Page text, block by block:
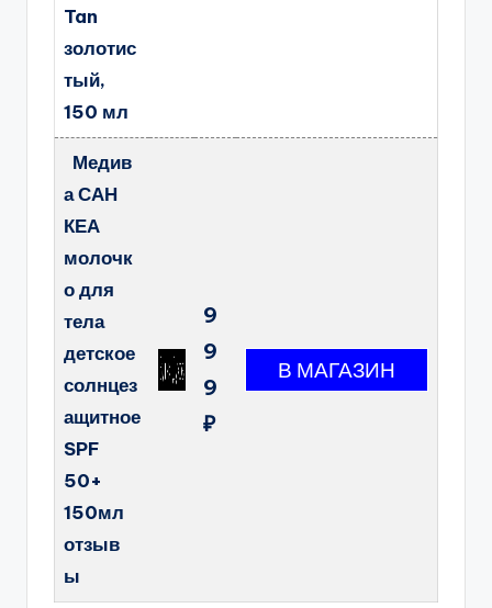
Tan
золотис
тый,
150 мл
Медив
а САН
КЕА
молочк
о для
тела
детское
солнцез
ащитное
SPF
50+
150мл
отзыв
ы
9
9
9
₽